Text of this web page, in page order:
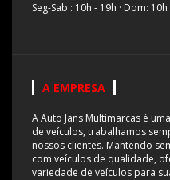
Seg-Sab : 10h - 19h · Dom: 10h
A EMPRESA
A Auto Jans Multimarcas é
de veículos, trabalhamos
nossos clientes. Mantendo
com veículos de qualidade,
variedade de veículos para